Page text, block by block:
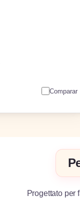
Comparar
Progettato per